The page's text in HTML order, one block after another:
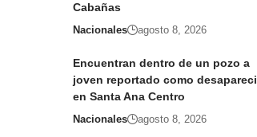
Cabañas
Nacionales agosto 8, 2026
Encuentran dentro de un pozo a
joven reportado como
en Santa Ana Centro
Nacionales agosto 8, 2026